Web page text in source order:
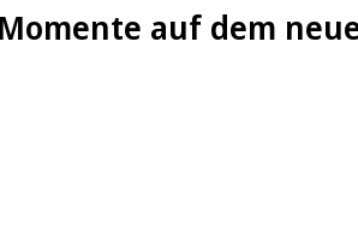
auf dem